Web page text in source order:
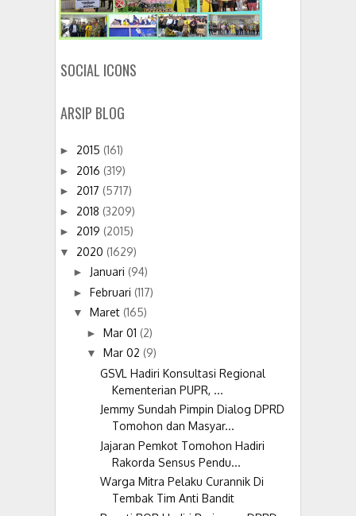
SOCIAL ICONS
ARSIP BLOG
► 2015 (161)
► 2016 (319)
► 2017 (5717)
► 2018 (3209)
► 2019 (2015)
▼ 2020 (1629)
► Januari (94)
► Februari (117)
▼ Maret (165)
► Mar 01 (2)
▼ Mar 02 (9)
GSVL Hadiri Konsultasi Regional
Kementerian PUPR, ...
Jemmy Sundah Pimpin Dialog DPRD
Tomohon dan Masyar...
Jajaran Pemkot Tomohon Hadiri
Rakorda Sensus Pendu...
Warga Mitra Pelaku Curannik Di
Tembak Tim Anti Bandit